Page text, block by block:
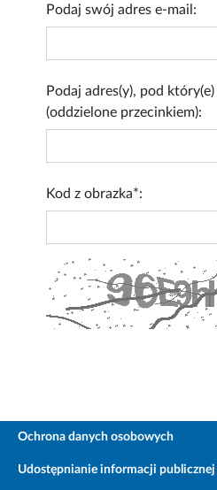
Podaj swój adres e-mail:
Podaj adres(y), pod który(e)
(oddzielone przecinkiem):
Kod z obrazka*:
Ochrona danych osobowych
Udostępnianie informacji publicznej